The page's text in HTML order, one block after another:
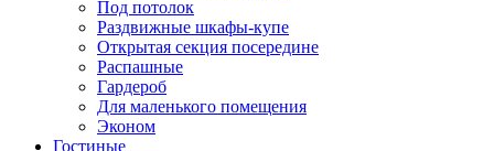
Под потолок
Раздвижные шкафы-купе
Открытая секция посередине
Распашные
Гардероб
Для маленького помещения
Эконом
Гостиные